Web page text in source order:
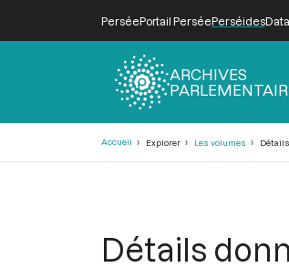
PerséePortail PerséePerséides
ARCHIVES
Accueil Explorer Les volumes
Détails